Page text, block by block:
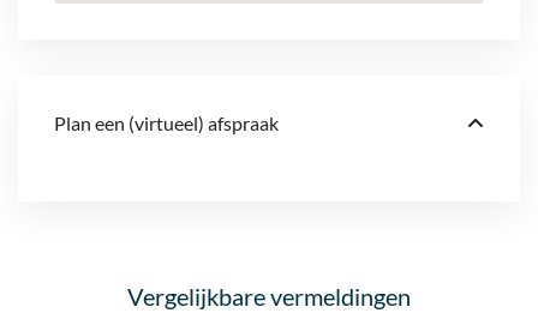
Plan een (virtueel) afspraak
Vergelijkbare vermeldingen